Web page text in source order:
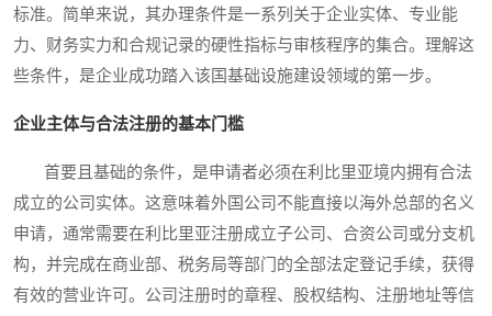
标准。简单来说，其办理条件是一系列关于企业实体、专业能
力、财务实力和合规记录的硬性指标与审核程序的集合。理解这
些条件，是企业成功踏入该国基础设施建设领域的第一步。
企业主体与合法注册的基本门槛
首要且基础的条件，是申请者必须在利比里亚境内拥有合法
成立的公司实体。这意味着外国公司不能直接以海外总部的名义
申请，通常需要在利比里亚注册成立子公司、合资公司或分支机
构，并完成在商业部、税务局等部门的全部法定登记手续，获得
有效的营业许可。公司注册时的章程、股权结构、注册地址等信